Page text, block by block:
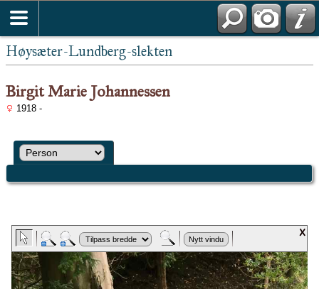
Høysæter-Lundberg-slekten
Birgit Marie Johannessen
1918 -